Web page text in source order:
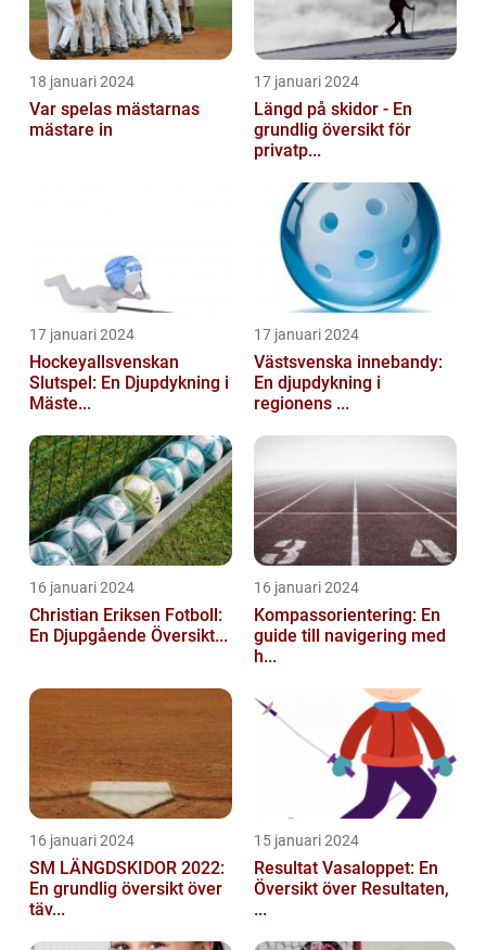
18 januari 2024
Var spelas mästarnas
mästare in
17 januari 2024
Längd på skidor - En
grundlig översikt för
privatp...
17 januari 2024
Hockeyallsvenskan
Slutspel: En Djupdykning i
Mäste...
17 januari 2024
Västsvenska innebandy:
En djupdykning i
regionens ...
16 januari 2024
Christian Eriksen Fotboll:
En Djupgående Översikt...
16 januari 2024
Kompassorientering: En
guide till navigering med
h...
16 januari 2024
SM LÄNGDSKIDOR 2022:
En grundlig översikt över
täv...
15 januari 2024
Resultat Vasaloppet: En
Översikt över Resultaten,
...